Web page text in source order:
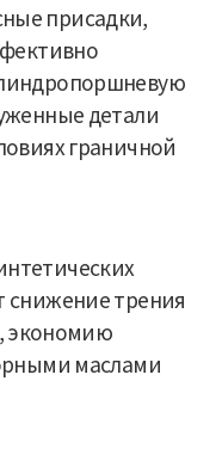
присадки,
детали
граничной
снижение трения
экономию
маслами